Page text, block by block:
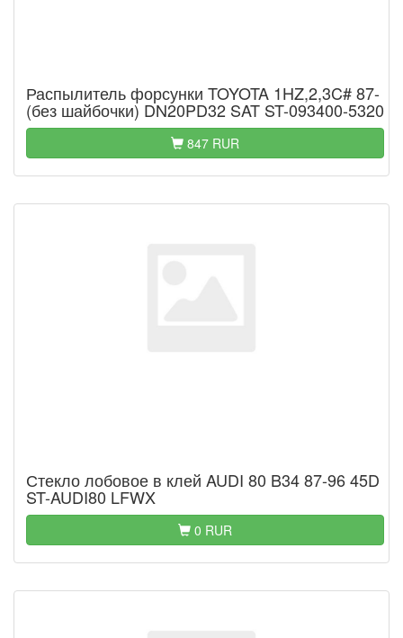
Распылитель форсунки TOYOTA 1HZ,2,3C# 87-
(без шайбочки) DN20PD32 SAT ST-093400-5320
847 RUR
Стекло лобовое в клей AUDI 80 B34 87-96 45D
ST-AUDI80 LFWX
0 RUR